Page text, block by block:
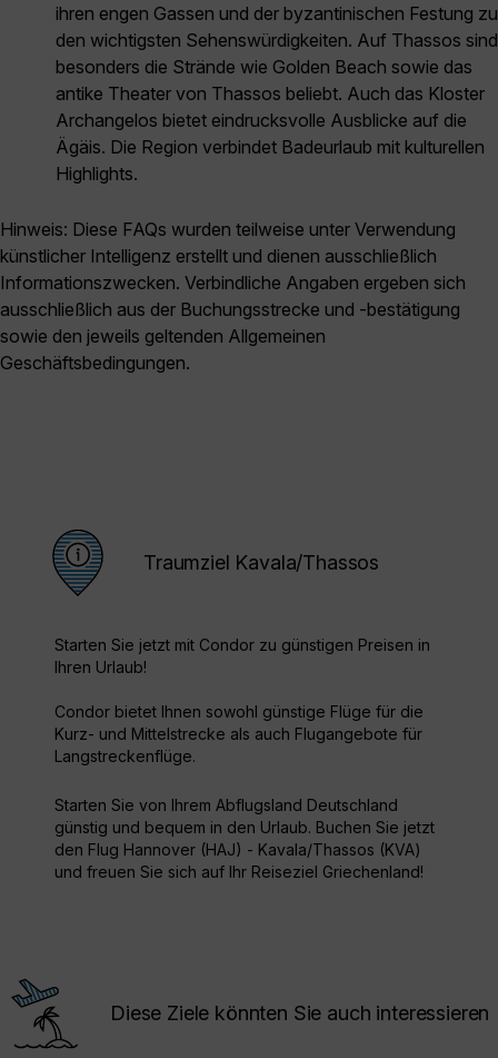
ihren engen Gassen und der byzantinischen Festung zu
den wichtigsten Sehenswürdigkeiten. Auf Thassos sind
besonders die Strände wie Golden Beach sowie das
antike Theater von Thassos beliebt. Auch das Kloster
Archangelos bietet eindrucksvolle Ausblicke auf die
Ägäis. Die Region verbindet Badeurlaub mit kulturellen
Highlights.
Hinweis: Diese FAQs wurden teilweise unter Verwendung
künstlicher Intelligenz erstellt und dienen ausschließlich
Informationszwecken. Verbindliche Angaben ergeben sich
ausschließlich aus der Buchungsstrecke und -bestätigung
sowie den jeweils geltenden Allgemeinen
Geschäftsbedingungen.
Traumziel Kavala/Thassos
Starten Sie jetzt mit Condor zu günstigen Preisen in
Ihren Urlaub!
Condor bietet Ihnen sowohl günstige Flüge für die
Kurz- und Mittelstrecke als auch Flugangebote für
Langstreckenflüge.
Starten Sie von Ihrem Abflugsland Deutschland
günstig und bequem in den Urlaub. Buchen Sie jetzt
den Flug Hannover (HAJ) - Kavala/Thassos (KVA)
und freuen Sie sich auf Ihr Reiseziel Griechenland!
Diese Ziele könnten Sie auch interessieren